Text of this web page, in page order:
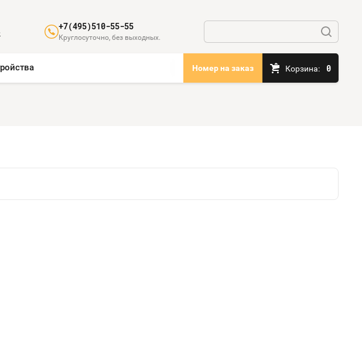
+7(495)510-55-55
Круглосуточно, без выходных.
Номер на заказ Корзина: 0